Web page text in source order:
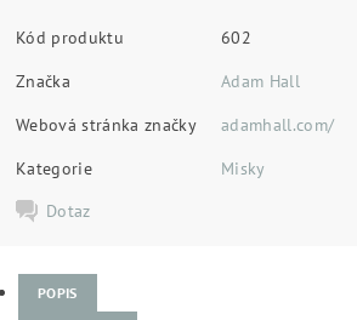
Kód produktu
602
Značka
Adam Hall
Webová stránka značky
adamhall.com/
Kategorie
Misky
Dotaz
POPIS